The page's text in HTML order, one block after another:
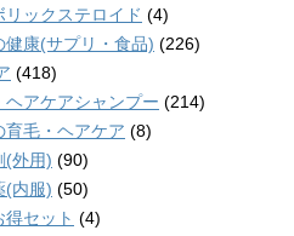
リックステロイド (4)
健康(サプリ・食品) (226)
(418)
ヘアケアシャンプー (214)
育毛・ヘアケア (8)
(外用) (90)
(内服) (50)
得セット (4)